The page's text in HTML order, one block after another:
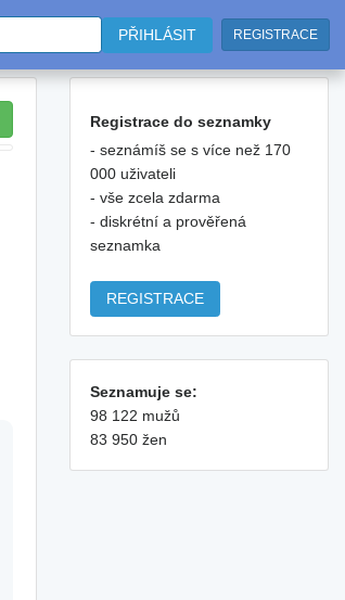
PŘIHLÁSIT REGISTRACE
Registrace do seznamky
- seznámíš se s více než 170
000 uživateli
- vše zcela zdarma
- diskrétní a prověřená
seznamka
REGISTRACE
Seznamuje se:
98 122 mužů
83 950 žen